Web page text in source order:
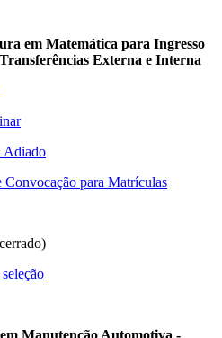
em Matemática para Ingresso
Externa e Interna
Adiado
Convocação para Matrículas
Manutenção Automotiva -